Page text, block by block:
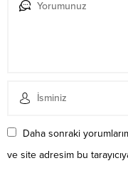
Daha sonraki
ve site adresim bu